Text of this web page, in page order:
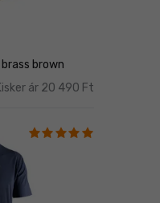
brown
ár 20 490 Ft